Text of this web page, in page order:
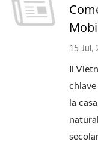
15 Jul,
Il
la